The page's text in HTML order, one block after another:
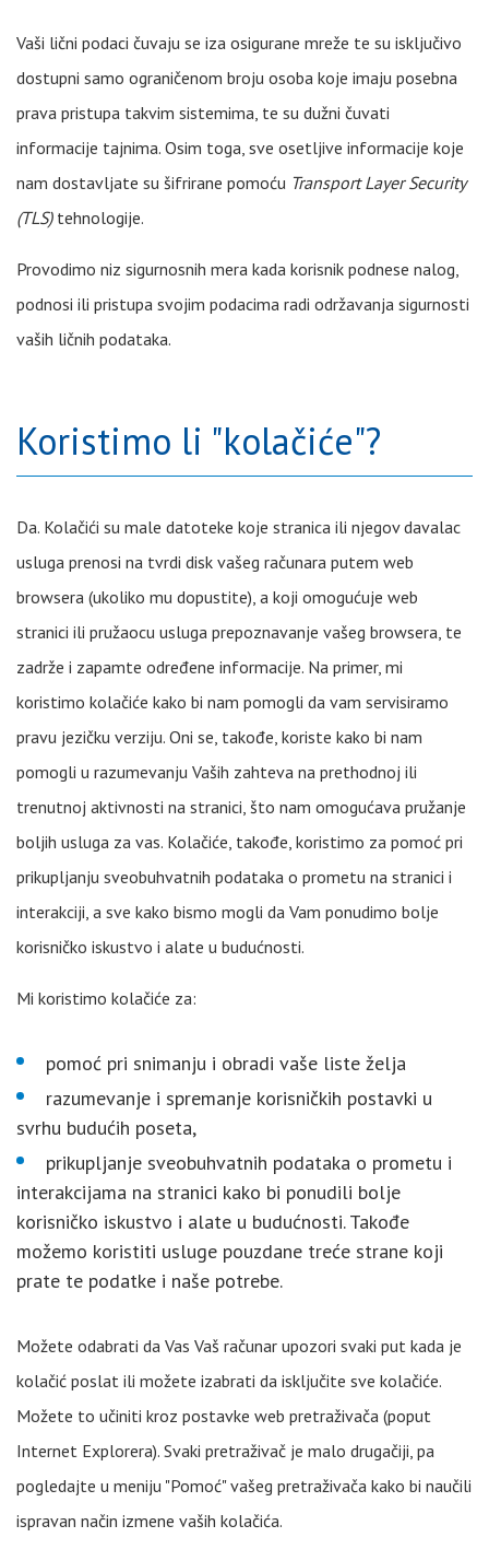
Vaši lični podaci čuvaju se iza osigurane mreže te su isključivo
dostupni samo ograničenom broju osoba koje imaju posebna
prava pristupa takvim sistemima, te su dužni čuvati
informacije tajnima. Osim toga, sve osetljive informacije koje
nam dostavljate su šifrirane pomoću Transport Layer Security
(TLS)tehnologije.
Provodimo niz sigurnosnih mera kada korisnik podnese nalog,
podnosi ili pristupa svojim podacima radi održavanja sigurnosti
vaših ličnih podataka.
Koristimo li "kolačiće"?
Da. Kolačići su male datoteke koje stranica ili njegov davalac
usluga prenosi na tvrdi disk vašeg računara putem web
browsera (ukoliko mu dopustite), a koji omogućuje web
stranici ili pružaocu usluga prepoznavanje vašeg ​​browsera, te
zadrže i zapamte određene informacije. Na primer, mi
koristimo kolačiće kako bi nam pomogli da vam servisiramo
pravu jezičku verziju. Oni se, takođe, koriste kako bi nam
pomogli u razumevanju Vaših zahteva na prethodnoj ili
trenutnoj aktivnosti na stranici, što nam omogućava pružanje
boljih usluga za vas. Kolačiće, takođe, koristimo za pomoć pri
prikupljanju sveobuhvatnih podataka o prometu na stranici i
interakciji, a sve kako bismo mogli da Vam ponudimo bolje
korisničko iskustvo i alate u budućnosti.
Mi koristimo kolačiće za:
pomoć pri snimanju i obradi vaše liste želja
razumevanje i spremanje korisničkih postavki u
svrhu budućih poseta,
prikupljanje sveobuhvatnih podataka o prometu i
interakcijama na stranici kako bi ponudili bolje
korisničko iskustvo i alate u budućnosti. Takođe
možemo koristiti usluge pouzdane treće strane koji
prate te podatke i naše potrebe.
Možete odabrati da Vas Vaš računar upozori svaki put kada je
kolačić poslat ili možete izabrati da isključite sve kolačiće.
Možete to učiniti kroz postavke web pretraživača (poput
Internet Explorera). Svaki pretraživač je malo drugačiji, pa
pogledajte u meniju "Pomoć" vašeg pretraživača kako bi naučili
ispravan način izmene vaših kolačića.